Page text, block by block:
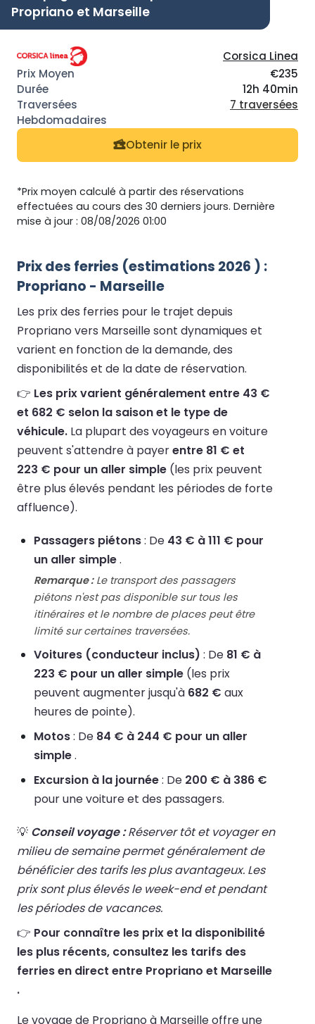
Propriano et Marseille
Corsica Linea
€235
12h 40min
7 traversées
Obtenir le prix
*Prix moyen calculé à partir des réservations
effectuées au cours des 30 derniers jours. Dernière
mise à jour : 08/08/2026 01:00
Prix des ferries (estimations 2026 ) :
Propriano - Marseille
Les prix des ferries pour le trajet depuis
Propriano vers Marseille sont dynamiques et
varient en fonction de la demande, des
disponibilités et de la date de réservation.
👉 Les prix varient généralement entre 43 €
et 682 € selon la saison et le type de
véhicule. La plupart des voyageurs en voiture
peuvent s'attendre à payerentre 81 € et
223 € pour un aller simple (les prix peuvent
être plus élevés pendant les périodes de forte
affluence).
Passagers piétons: De 43 € à 111 € pour
un aller simple.
Remarque :Le transport des passagers
piétons n'est pas disponible sur tous les
itinéraires et le nombre de places peut être
limité sur certaines traversées.
Voitures (conducteur inclus) : De 81 € à
223 € pour un aller simple (les prix
peuvent augmenter jusqu'à 682 € aux
heures de pointe).
Motos: De 84 € à 244 € pour un aller
simple.
Excursion à la journée: De 200 € à 386 €
pour une voiture et des passagers.
💡 Conseil voyage :Réserver tôt et voyager en
milieu de semaine permet généralement de
bénéficier des tarifs les plus avantageux. Les
prix sont plus élevés le week-end et pendant
les périodes de vacances.
👉 Pour connaître les prix et la disponibilité
les plus récents, consultez les tarifs des
ferries en direct entre Propriano et Marseille
.
Le voyage de Propriano à Marseille offre une